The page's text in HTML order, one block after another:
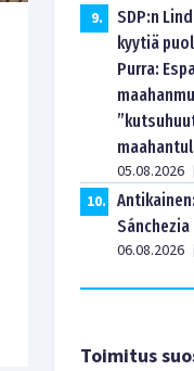
9.
SDP:n
kyytiä
Purra:
05.08.2026
10.
06.08.2026
Toimitus